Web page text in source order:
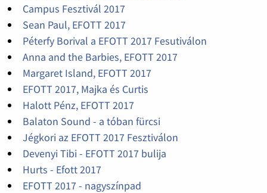
Campus Fesztivál 2017
Sean Paul, EFOTT 2017
Péterfy Borival a EFOTT 2017 Fesutiválon
Anna and the Barbies, EFOTT 2017
Margaret Island, EFOTT 2017
EFOTT 2017, Majka és Curtis
Halott Pénz, EFOTT 2017
Balaton Sound - a tóban fürcsi
Jégkori az EFOTT 2017 Fesztiválon
Devenyi Tibi - EFOTT 2017 bulija
Hurts - Efott 2017
EFOTT 2017 - nagyszínpad